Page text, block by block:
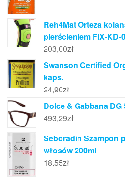
Reh4Mat Orteza
pierścieniem FIX-KD-
203,00zł
Swanson Certified
kaps.
24,90zł
Dolce & Gabbana DG
493,29zł
Seboradin Szampon
włosów 200ml
18,55zł